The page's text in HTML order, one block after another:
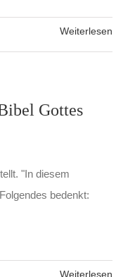
Weiterlesen
Gottes
"In diesem
bedenkt:
Weiterlesen